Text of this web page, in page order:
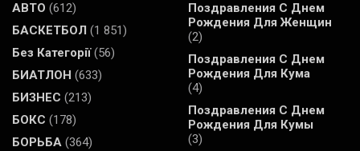
АВТО (612)
БАСКЕТБОЛ (1 851)
Без Категорії(56)
БИАТЛОН (633)
БИЗНЕС (213)
БОКС (178)
БОРЬБА (364)
Поздравления С Днем
Рождения Для Женщин
(2)
Поздравления С Днем
Рождения Для Кума
(4)
Поздравления С Днем
Рождения Для Кумы
(3)